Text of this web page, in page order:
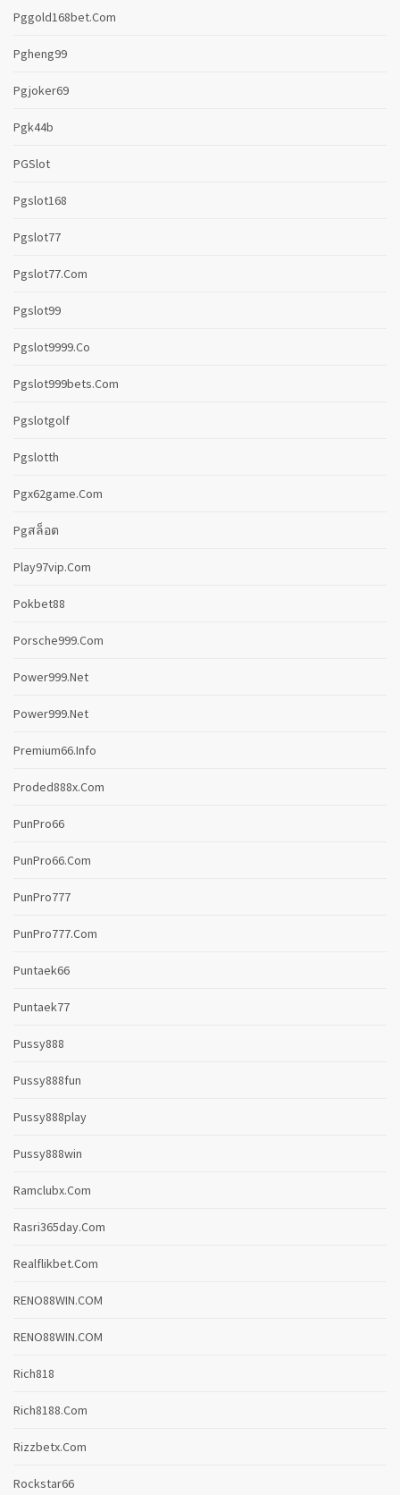
Pggold168bet.com
Pgheng99
Pgjoker69
Pgk44b
PGSlot
Pgslot168
Pgslot77
Pgslot77.com
Pgslot99
Pgslot9999.co
Pgslot999bets.com
Pgslotgolf
Pgslotth
Pgx62game.com
Pgสล็อต
Play97vip.com
Pokbet88
Porsche999.com
Power999.net
Power999.net
Premium66.info
Proded888x.com
PunPro66
PunPro66.com
PunPro777
PunPro777.com
Puntaek66
Puntaek77
Pussy888
Pussy888fun
Pussy888play
Pussy888win
Ramclubx.com
Rasri365day.com
Realflikbet.com
RENO88WIN.COM
RENO88WIN.COM
Rich818
Rich8188.com
Rizzbetx.com
Rockstar66